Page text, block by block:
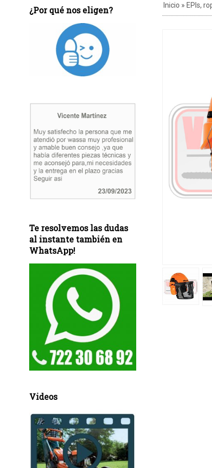
¿Por qué nos eligen?
Te resolvemos las dudas
al instante también en
WhatsApp!
Videos
Inicio » EPIs,